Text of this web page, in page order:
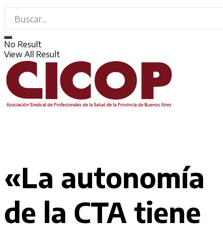
No Result
View All Result
«La autonomía
de la CTA tiene